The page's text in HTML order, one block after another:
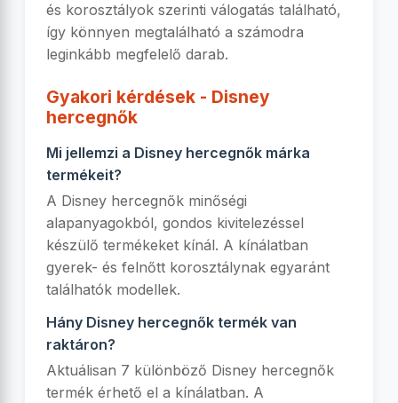
és korosztályok szerinti válogatás található,
így könnyen megtalálható a számodra
leginkább megfelelő darab.
Gyakori kérdések - Disney
hercegnők
Mi jellemzi a Disney hercegnők márka
termékeit?
A Disney hercegnők minőségi
alapanyagokból, gondos kivitelezéssel
készülő termékeket kínál. A kínálatban
gyerek- és felnőtt korosztálynak egyaránt
találhatók modellek.
Hány Disney hercegnők termék van
raktáron?
Aktuálisan 7 különböző Disney hercegnők
termék érhető el a kínálatban. A